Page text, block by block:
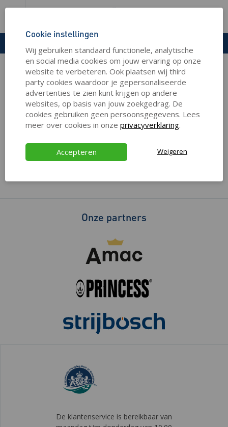
Amac is de grootste Apple Premium Reseller met een
webshop én winkels verspreid over Nederland. Met een
compleet aanbod aan Apple-producten en een uitgebreid
assortiment aan accessoires voor de Mac, iPad, iPhone,
iPod en Apple Watch is dit dé plek voor al je aankopen en
vragen te beantwoorden en adviseert je graag persoonlijk
over de keuze en aanschaf van een Mac, iPad, iPhone of
Onze partners
De klantenservice is bereikbaar van
Cookie instellingen
Wij gebruiken standaard functionele, analytische
en social media cookies om jouw ervaring op onze
website te verbeteren. Ook plaatsen wij third
party cookies waardoor je gepersonaliseerde
advertenties te zien kunt krijgen op andere
websites, op basis van jouw zoekgedrag. De
cookies gebruiken geen persoonsgegevens. Lees
meer over cookies in onze privacyverklaring.
Accepteren Weigeren